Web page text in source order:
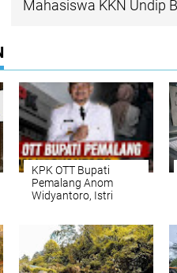
Mahasiswa KKN Undip
KPK OTT Bupati
Pemalang Anom
Widyantoro, Istri